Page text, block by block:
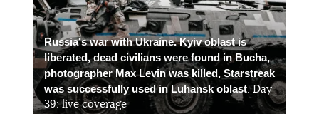
Russiaʼs war with Ukraine. Kyiv oblast is
liberated, dead civilians were found in Bucha,
photographer Max Levin was killed, Starstreak
was successfully used in Luhansk oblast. Day
39: live coverage